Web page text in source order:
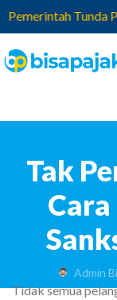
Tunda
Tak
Admin
Tidak semua